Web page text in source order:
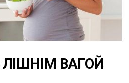
ВАГОЙ